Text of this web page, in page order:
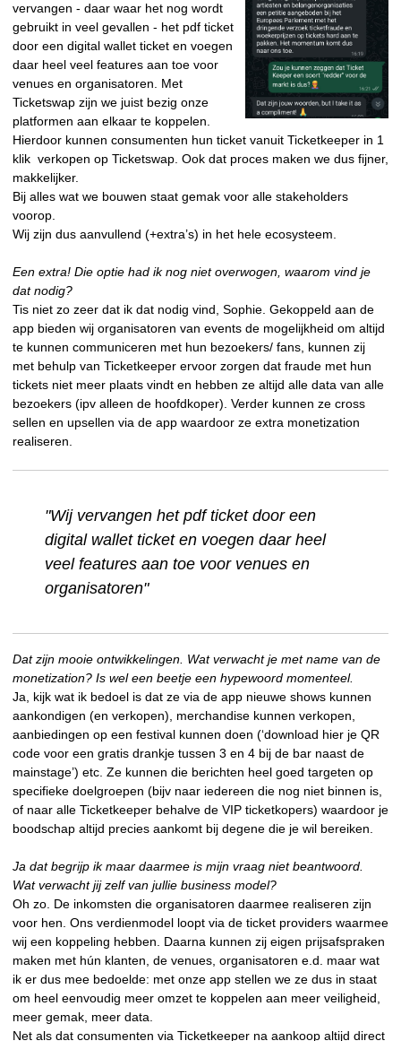
vervangen - daar waar het nog wordt
gebruikt in veel gevallen - het pdf ticket
door een digital wallet ticket en voegen
daar heel veel features aan toe voor
venues en organisatoren. Met
Ticketswap zijn we juist bezig onze
platformen aan elkaar te koppelen.
Hierdoor kunnen consumenten hun ticket vanuit Ticketkeeper in 1
klik verkopen op Ticketswap. Ook dat proces maken we dus fijner,
makkelijker.
Bij alles wat we bouwen staat gemak voor alle stakeholders
voorop.
Wij zijn dus aanvullend (+extra’s) in het hele ecosysteem.
Een extra! Die optie had ik nog niet overwogen, waarom vind je
dat nodig?
Tis niet zo zeer dat ik dat nodig vind, Sophie. Gekoppeld aan de
app bieden wij organisatoren van events de mogelijkheid om altijd
te kunnen communiceren met hun bezoekers/ fans, kunnen zij
met behulp van Ticketkeeper ervoor zorgen dat fraude met hun
tickets niet meer plaats vindt en hebben ze altijd alle data van alle
bezoekers (ipv alleen de hoofdkoper). Verder kunnen ze cross
sellen en upsellen via de app waardoor ze extra monetization
realiseren.
"Wij vervangen het pdf ticket door een
digital wallet ticket en voegen daar heel
veel features aan toe voor venues en
organisatoren"
Dat zijn mooie ontwikkelingen. Wat verwacht je met name van de
monetization? Is wel een beetje een hypewoord momenteel.
Ja, kijk wat ik bedoel is dat ze via de app nieuwe shows kunnen
aankondigen (en verkopen), merchandise kunnen verkopen,
aanbiedingen op een festival kunnen doen (‘download hier je QR
code voor een gratis drankje tussen 3 en 4 bij de bar naast de
mainstage’) etc. Ze kunnen die berichten heel goed targeten op
specifieke doelgroepen (bijv naar iedereen die nog niet binnen is,
of naar alle Ticketkeeper behalve de VIP ticketkopers) waardoor je
boodschap altijd precies aankomt bij degene die je wil bereiken.
Ja dat begrijp ik maar daarmee is mijn vraag niet beantwoord.
Wat verwacht jij zelf van jullie business model?
Oh zo. De inkomsten die organisatoren daarmee realiseren zijn
voor hen. Ons verdienmodel loopt via de ticket providers waarmee
wij een koppeling hebben. Daarna kunnen zij eigen prijsafspraken
maken met hún klanten, de venues, organisatoren e.d. maar wat
ik er dus mee bedoelde: met onze app stellen we ze dus in staat
om heel eenvoudig meer omzet te koppelen aan meer veiligheid,
meer gemak, meer data.
Net als dat consumenten via Ticketkeeper na aankoop altijd direct